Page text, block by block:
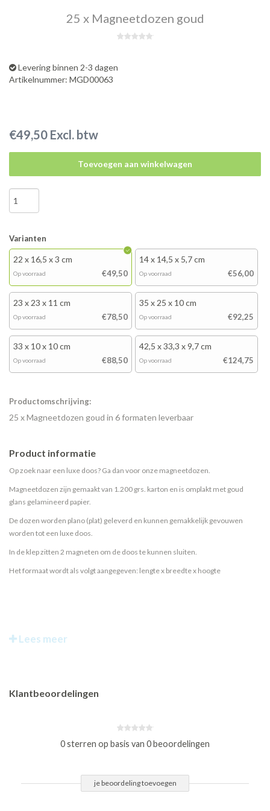
25 x Magneetdozen goud
Levering binnen 2-3 dagen
Artikelnummer: MGD00063
€49,50 Excl. btw
Toevoegen aan winkelwagen
Varianten
22 x 16,5 x 3 cm
€49,50
Op voorraad
14 x 14,5 x 5,7 cm
€56,00
Op voorraad
23 x 23 x 11 cm
€78,50
Op voorraad
35 x 25 x 10 cm
€92,25
Op voorraad
33 x 10 x 10 cm
€88,50
Op voorraad
42,5 x 33,3 x 9,7 cm
€124,75
Op voorraad
Productomschrijving:
25 x Magneetdozen goud in 6 formaten leverbaar
Product informatie
Op zoek naar een luxe doos? Ga dan voor onze magneetdozen.
Magneetdozen zijn gemaakt van 1.200 grs. karton en is omplakt met goud
glans gelamineerd papier.
De dozen worden plano (plat) geleverd en kunnen gemakkelijk gevouwen
worden tot een luxe doos.
In de klep zitten 2 magneten om de doos te kunnen sluiten.
Het formaat wordt als volgt aangegeven: lengte x breedte x hoogte
Lees meer
Klantbeoordelingen
0 sterren op basis van 0 beoordelingen
je beoordeling toevoegen